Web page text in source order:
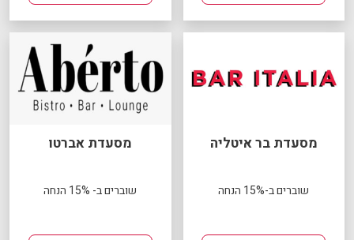
מסעדת בר איטליה
שוברים ב-15% הנחה
מסעדת אברטו
שוברים ב- 15% הנחה